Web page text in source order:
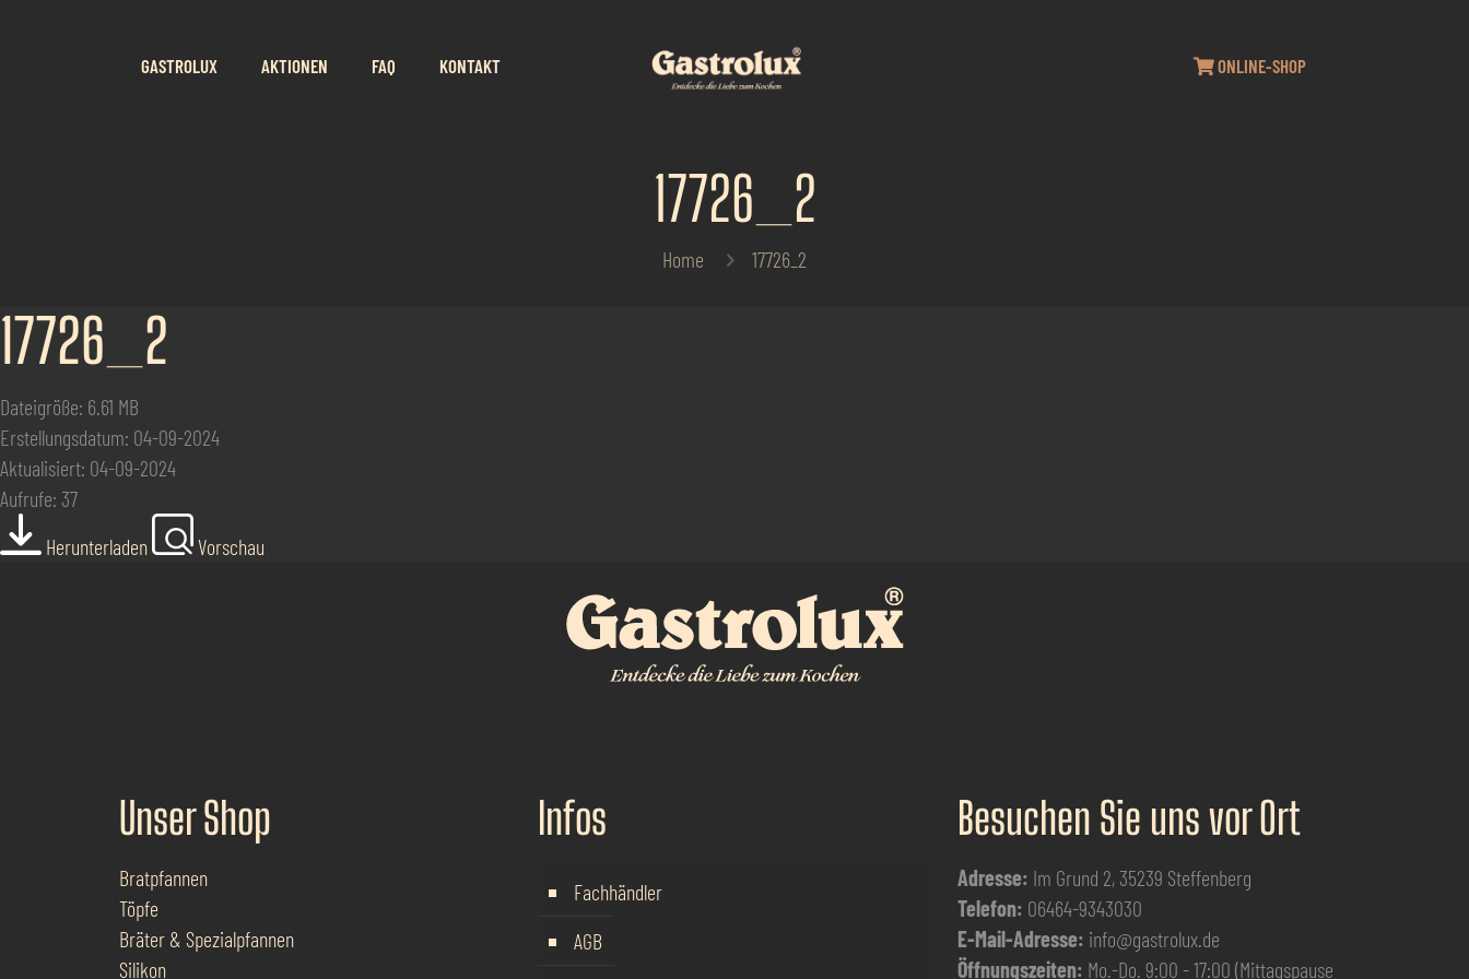
GASTROLUX AKTIONEN FAQ KONTAKT ONLINE-SHOP
17726_2
Home 17726_2
17726_2
Dateigröße: 6.61 MB
Erstellungsdatum: 04-09-2024
Aktualisiert: 04-09-2024
Aufrufe: 37
Herunterladen
Vorschau
Unser Shop
Bratpfannen
Töpfe
Bräter & Spezialpfannen
Silikon
Infos
Fachhändler
AGB
Besuchen Sie uns vor Ort
Adresse: Im Grund 2, 35239 Steffenberg
Telefon: 06464-9343030
E-Mail-Adresse: info@gastrolux.de
Öffnungszeiten: Mo.-Do. 9:00 - 17:00 (Mittagspause